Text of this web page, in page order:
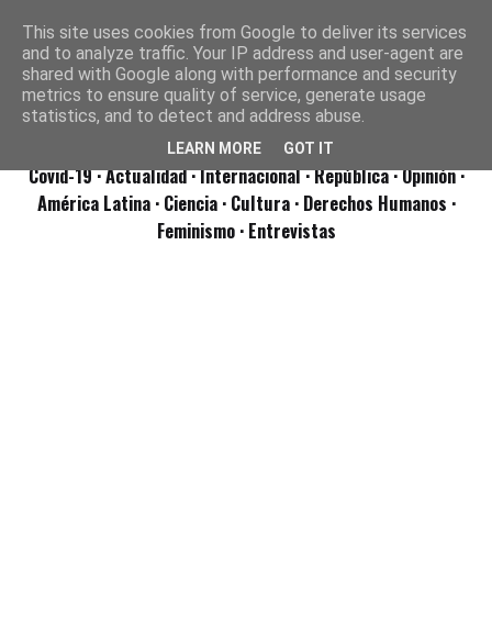
Covid-19· Actualidad· Internacional· República· Opinión·
América Latina · Ciencia · Cultura · Derechos Humanos ·
Feminismo · Entrevistas
This site uses cookies from Google to deliver its services
and to analyze traffic. Your IP address and user-agent are
shared with Google along with performance and security
metrics to ensure quality of service, generate usage
statistics, and to detect and address abuse.
LEARN MORE GOT IT